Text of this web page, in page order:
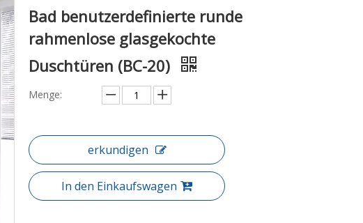
Bad benutzerdefinierte runde
rahmenlose glasgekochte
Duschtüren (BC-20)
Menge:
erkundigen
In den Einkaufswagen